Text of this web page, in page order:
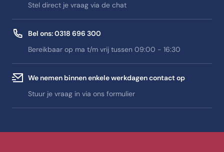
Stel direct je vraag via de chat
Bel ons: 0318 696 300
Bereikbaar op ma t/m vrij tussen 09:00 - 16:30
We nemen binnen enkele werkdagen contact op
Stuur je vraag in via ons formulier